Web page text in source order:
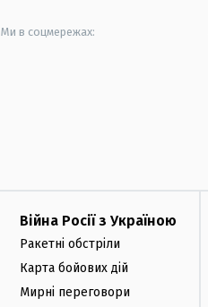
Ми в соцмережах:
Війна Росії з Україною
Ракетні обстріли
Карта бойових дій
Мирні переговори